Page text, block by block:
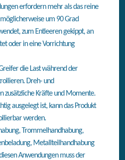
erfordern mehr als das reine
um 90 Grad
zum Entleeren gekippt, an
oder in eine Vorrichtung
die Last während der
Dreh- und
zusätzliche Kräfte und Momente.
ausgelegt ist, kann das Produkt
werden.
Trommelhandhabung,
Metallteilhandhabung
Anwendungen muss der